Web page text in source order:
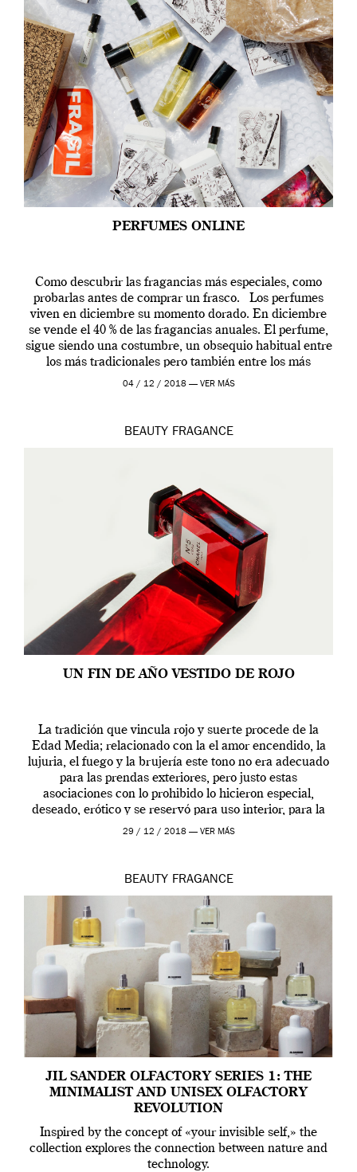
PERFUMES ONLINE
Como descubrir las fragancias más especiales, como
probarlas antes de comprar un frasco. Los perfumes
viven en diciembre su momento dorado. En diciembre
se vende el 40 % de las fragancias anuales. El perfume,
sigue siendo una costumbre, un obsequio habitual entre
los más tradicionales pero también entre los más
modernos. Estos días ha […]
04 / 12 / 2018 — VER MÁS
BEAUTY FRAGANCE
UN FIN DE AÑO VESTIDO DE ROJO
La tradición que vincula rojo y suerte procede de la
Edad Media; relacionado con la el amor encendido, la
lujuria, el fuego y la brujería este tono no era adecuado
para las prendas exteriores, pero justo estas
asociaciones con lo prohibido lo hicieron especial,
deseado, erótico y se reservó para uso interior, para la
ropa […]
29 / 12 / 2018 — VER MÁS
BEAUTY FRAGANCE
JIL SANDER OLFACTORY SERIES 1: THE
MINIMALIST AND UNISEX OLFACTORY
REVOLUTION
Inspired by the concept of «your invisible self,» the
collection explores the connection between nature and
technology.